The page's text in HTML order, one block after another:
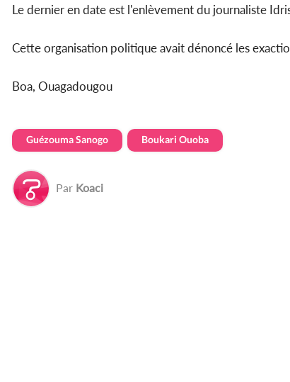
Le dernier en date est l'enlèvement du journaliste
Cette organisation politique avait dénoncé les
Boa, Ouagadougou
Guézouma Sanogo Boukari Ouoba
Par Koaci